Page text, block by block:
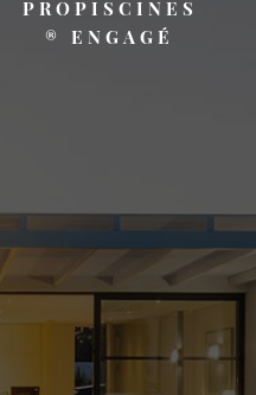
PROPISCINES
® ENGAGÉ